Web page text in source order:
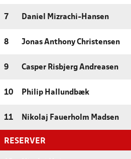
7 Daniel Mizrachi-Hansen
8 Jonas Anthony Christensen
9 Casper Risbjerg Andreasen
10 Philip Hallundbæk
11 Nikolaj Fauerholm Madsen
RESERVER